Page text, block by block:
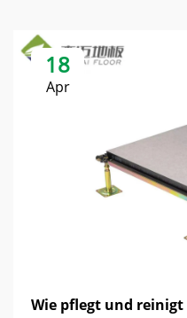
18
Apr
Wie pflegt und